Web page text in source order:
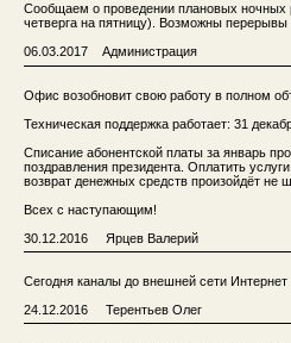
Сообщаем о проведении плановых ночных
четверга на пятницу). Возможны перерывы
06.03.2017 Администрация
Офис возобновит свою работу в полном
Техническая поддержка работает: 31
Списание абонентской платы за январь
поздравления президента. Оплатить
возврат денежных средств произойдёт не
Всех с наступающим!
30.12.2016 Ярцев Валерий
Сегодня каналы до внешней сети
24.12.2016 Терентьев Олег